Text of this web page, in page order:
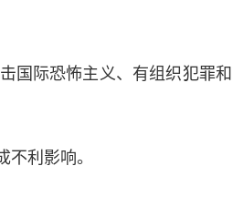
际恐怖主义、有组织犯罪和
利影响。